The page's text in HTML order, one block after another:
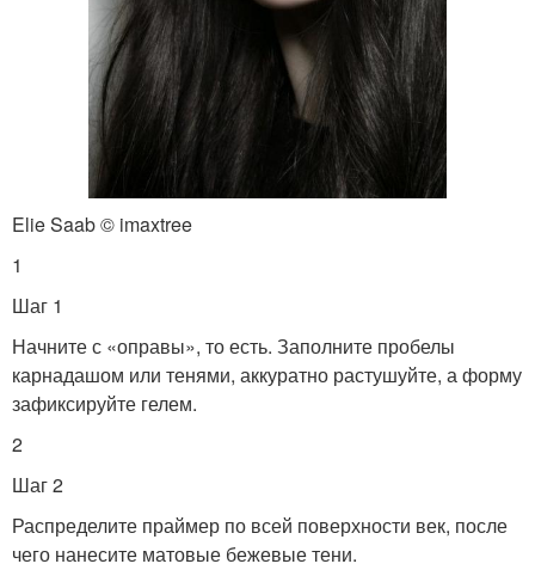
Elie Saab © imaxtree
1
Шаг 1
Начните с «оправы», то есть. Заполните пробелы
карнадашом или тенями, аккуратно растушуйте, а форму
зафиксируйте гелем.
2
Шаг 2
Распределите праймер по всей поверхности век, после
чего нанесите матовые бежевые тени.